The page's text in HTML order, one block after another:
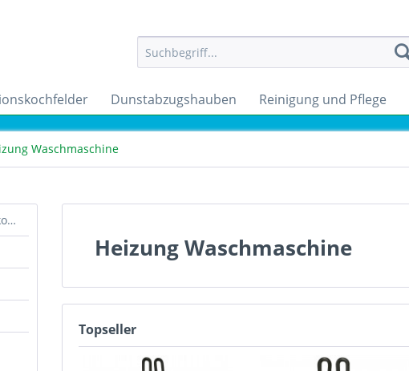
Dunstabzugshauben Reinigung und Pflege
Waschmaschine
Ceranfelder/Induktionskochfelder
Heizung Waschmaschine
Topseller